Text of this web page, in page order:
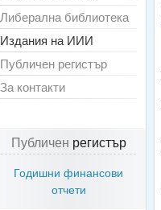
Либерална библиотека
Издания на ИИИ
Публичен регистър
За контакти
Публичен регистър
Годишни финансови
отчети